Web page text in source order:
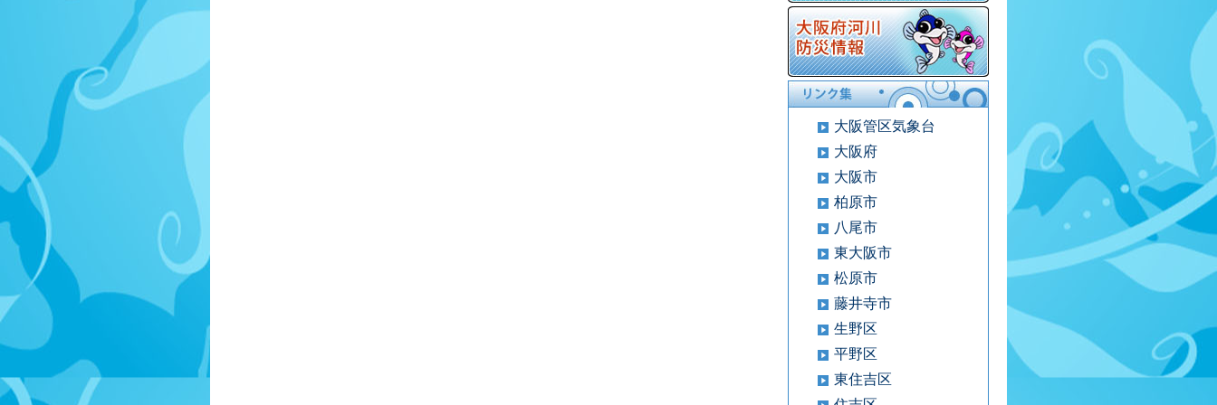
大阪管区気象台
大阪府
大阪市
柏原市
八尾市
東大阪市
松原市
藤井寺市
生野区
平野区
東住吉区